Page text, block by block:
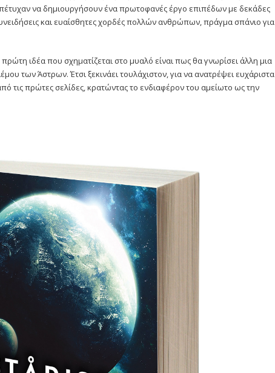
να δημιουργήσουν ένα πρωτοφανές έργο επιπέδων με δεκάδες
και ευαίσθητες χορδές πολλών ανθρώπων, πράγμα σπάνιο για
πρώτη ιδέα που σχηματίζεται στο μυαλό είναι πως θα γνωρίσει άλλη μια
των Άστρων. Έτσι ξεκινάει τουλάχιστον, για να ανατρέψει ευχάριστα
τις πρώτες σελίδες, κρατώντας το ενδιαφέρον του αμείωτο ως την